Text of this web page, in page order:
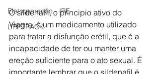
Eletroporação - IRE
URPTRACK
O sildenafil, o principio ativo do
Viagra, é um medicamento utilizado
para tratar a disfunção erétil, que é a
incapacidade de ter ou manter uma
ereção suficiente para o ato sexual. É
importante lembrar que o sildenafil é